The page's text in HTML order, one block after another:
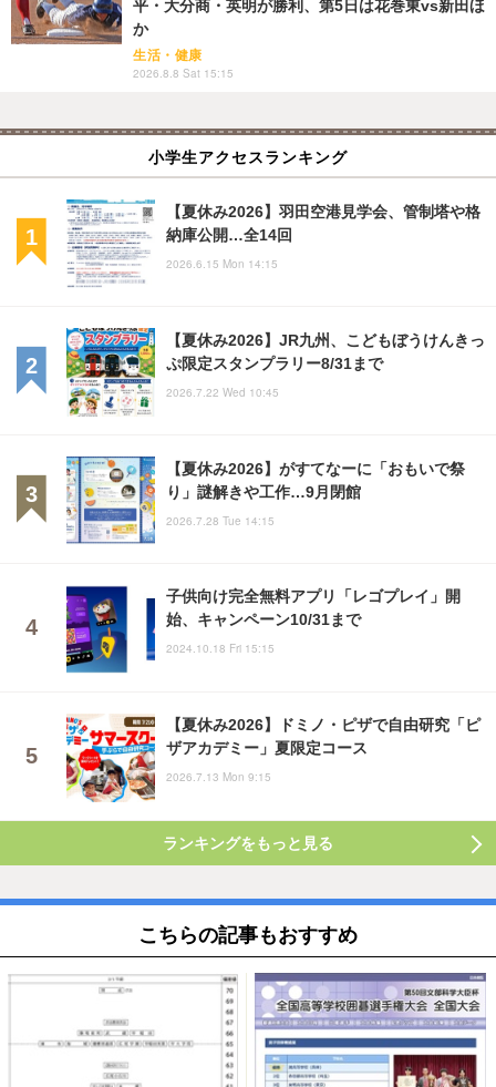
平・大分商・英明が勝利、第5日は花巻東vs新田ほ
か
生活・健康
2026.8.8 Sat 15:15
小学生アクセスランキング
【夏休み2026】羽田空港見学会、管制塔や格
納庫公開…全14回
2026.6.15 Mon 14:15
【夏休み2026】JR九州、こどもぼうけんきっ
ぷ限定スタンプラリー8/31まで
2026.7.22 Wed 10:45
【夏休み2026】がすてなーに「おもいで祭
り」謎解きや工作…9月閉館
2026.7.28 Tue 14:15
子供向け完全無料アプリ「レゴプレイ」開
始、キャンペーン10/31まで
2024.10.18 Fri 15:15
【夏休み2026】ドミノ・ピザで自由研究「ピ
ザアカデミー」夏限定コース
2026.7.13 Mon 9:15
ランキングをもっと見る
こちらの記事もおすすめ